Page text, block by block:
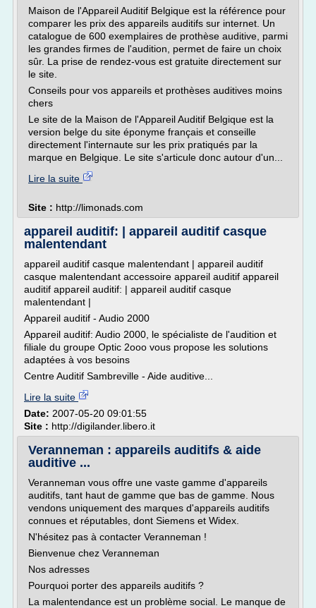
Maison de l'Appareil Auditif Belgique est la référence pour
comparer les prix des appareils auditifs sur internet. Un
catalogue de 600 exemplaires de prothèse auditive, parmi
les grandes firmes de l'audition, permet de faire un choix
sûr. La prise de rendez-vous est gratuite directement sur
le site.
Conseils pour vos appareils et prothèses auditives moins
chers
Le site de la Maison de l'Appareil Auditif Belgique est la
version belge du site éponyme français et conseille
directement l'internaute sur les prix pratiqués par la
marque en Belgique. Le site s'articule donc autour d'un...
Lire la suite
Site : http://limonads.com
appareil auditif: | appareil auditif casque
malentendant
appareil auditif casque malentendant | appareil auditif
casque malentendant accessoire appareil auditif appareil
auditif appareil auditif: | appareil auditif casque
malentendant |
Appareil auditif - Audio 2000
Appareil auditif: Audio 2000, le spécialiste de l'audition et
filiale du groupe Optic 2ooo vous propose les solutions
adaptées à vos besoins
Centre Auditif Sambreville - Aide auditive...
Lire la suite
Date: 2007-05-20 09:01:55
Site : http://digilander.libero.it
Veranneman : appareils auditifs & aide
auditive ...
Veranneman vous offre une vaste gamme d'appareils
auditifs, tant haut de gamme que bas de gamme. Nous
vendons uniquement des marques d'appareils auditifs
connues et réputables, dont Siemens et Widex.
N'hésitez pas à contacter Veranneman !
Bienvenue chez Veranneman
Nos adresses
Pourquoi porter des appareils auditifs ?
La malentendance est un problème social. Le manque de